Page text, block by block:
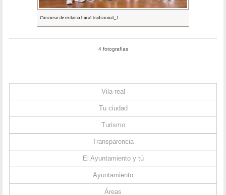
Concurso de reclamo bucal tradicional_1.
4 fotografías
Vila-real
Tu ciudad
Turismo
Transparencia
El Ayuntamiento y tú
Ayuntamiento
Áreas